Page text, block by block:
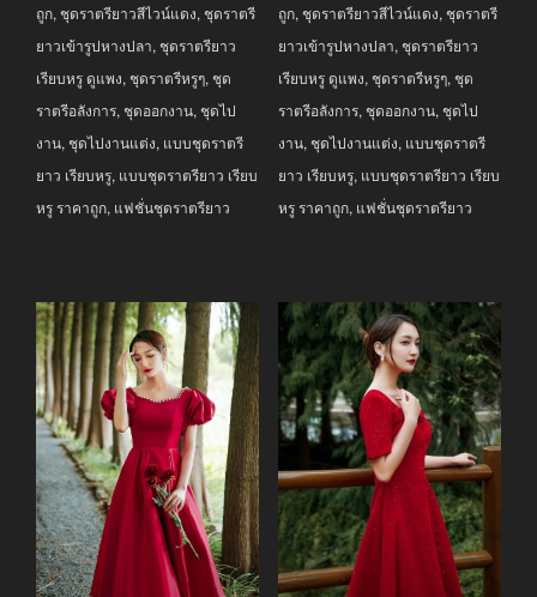
ถูก, ชุดราตรียาวสีไวน์แดง, ชุดราตรี
ยาวเข้ารูปหางปลา, ชุดราตรียาว
เรียบหรู ดูแพง, ชุดราตรีหรูๆ, ชุด
ราตรีอลังการ, ชุดออกงาน, ชุดไป
งาน, ชุดไปงานแต่ง, แบบชุดราตรี
ยาว เรียบหรู, แบบชุดราตรียาว เรียบ
หรู ราคาถูก, แฟชั่นชุดราตรียาว
ถูก, ชุดราตรียาวสีไวน์แดง, ชุดราตรี
ยาวเข้ารูปหางปลา, ชุดราตรียาว
เรียบหรู ดูแพง, ชุดราตรีหรูๆ, ชุด
ราตรีอลังการ, ชุดออกงาน, ชุดไป
งาน, ชุดไปงานแต่ง, แบบชุดราตรี
ยาว เรียบหรู, แบบชุดราตรียาว เรียบ
หรู ราคาถูก, แฟชั่นชุดราตรียาว